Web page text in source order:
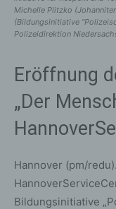
Michelle Plitzko
(Bildungsinitiative
Polizeidirektion
Eröffnung
„Der
Hannover (pm/
Bildungsinitiative